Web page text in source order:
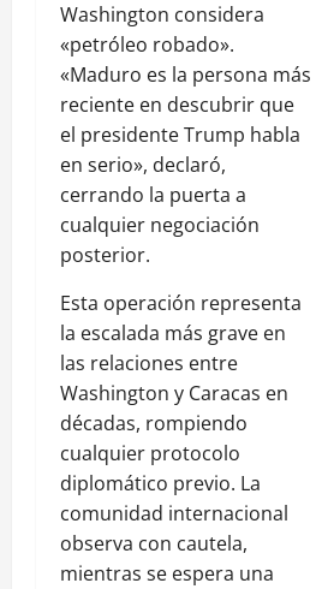
Washington considera
«petróleo robado».
«Maduro es la persona más
reciente en descubrir que
el presidente Trump habla
en serio», declaró,
cerrando la puerta a
cualquier negociación
posterior.
Esta operación representa
la escalada más grave en
las relaciones entre
Washington y Caracas en
décadas, rompiendo
cualquier protocolo
diplomático previo. La
comunidad internacional
observa con cautela,
mientras se espera una